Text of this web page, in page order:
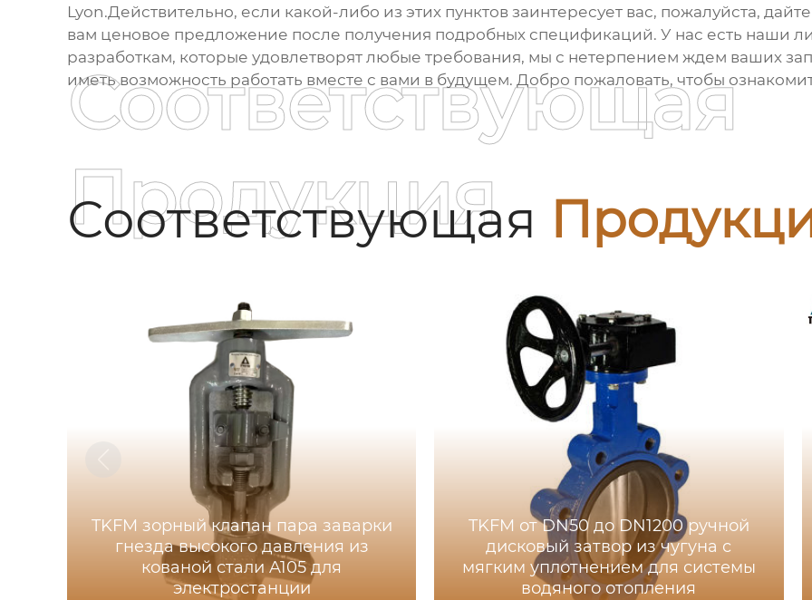
Lyon.Действительно, если какой-либо из этих пунктов заинтересует вас, пожалуйста,
вам ценовое предложение после получения подробных спецификаций. У нас есть наши
разработкам, которые удовлетворят любые требования, мы с нетерпением ждем ваших
иметь возможность работать вместе с вами в будущем. Добро пожаловать, чтобы
Соответствующая
Соответствующая
Продукция
TKFM зорный клапан пара заварки
гнезда высокого давления из
кованой стали A105 для
электростанции
TKFM от DN50 до DN1200 ручной
дисковый затвор из чугуна с
мягким уплотнением для системы
водяного отопления